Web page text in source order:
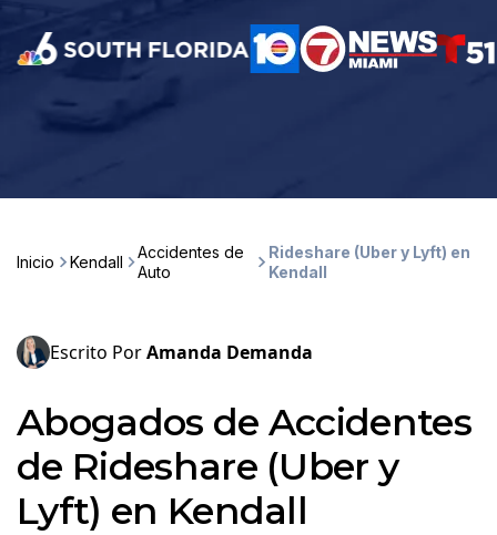
Inicio Kendall
Accidentes de
Auto
Rideshare (Uber y Lyft) en
Kendall
Escrito PorAmanda Demanda
Abogados de Accidentes
de Rideshare (Uber y
Lyft) en Kendall